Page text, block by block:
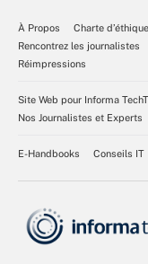
À Propos
Charte
Rencontrez les journalistes
Réimpressions
Site Web pour Informa
Nos Journalistes et Experts
E-Handbooks Conseils IT